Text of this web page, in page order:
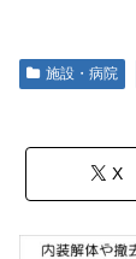
施設・病院
X